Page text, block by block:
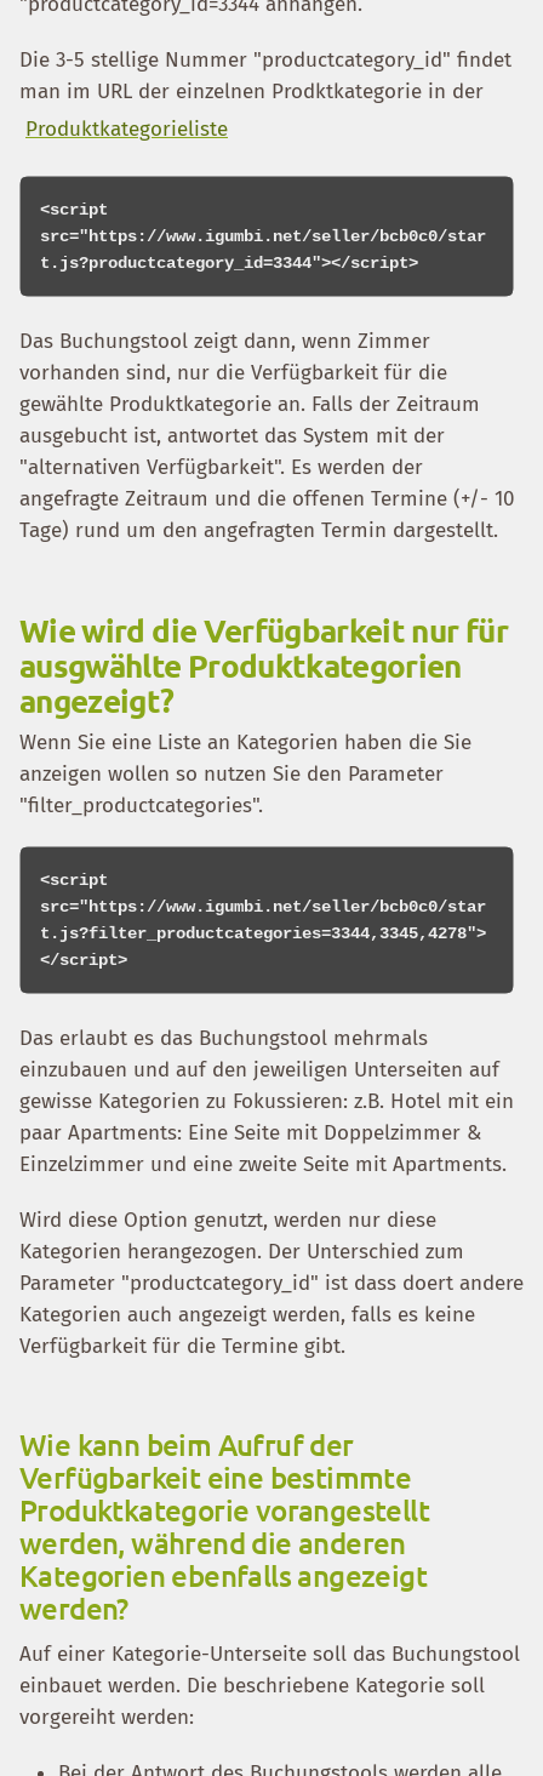
Die 3-5 stellige Nummer "productcategory_id" findet
man im URL der einzelnen Prodktkategorie in der
Produktkategorieliste
<script
src="https://www.igumbi.net/seller/bcb0c0/star
Das Buchungstool zeigt dann, wenn Zimmer
vorhanden sind, nur die Verfügbarkeit für die
gewählte Produktkategorie an. Falls der Zeitraum
ausgebucht ist, antwortet das System mit der
"alternativen Verfügbarkeit". Es werden der
angefragte Zeitraum und die offenen Termine (+/- 10
Tage) rund um den angefragten Termin dargestellt.
Wie wird die Verfügbarkeit nur für
ausgwählte Produktkategorien
angezeigt?
Wenn Sie eine Liste an Kategorien haben die Sie
anzeigen wollen so nutzen Sie den Parameter
"filter_productcategories".
<script
src="https://www.igumbi.net/seller/bcb0c0/star
t.js?filter_productcategories=3344,3345,4278">
Das erlaubt es das Buchungstool mehrmals
einzubauen und auf den jeweiligen Unterseiten auf
gewisse Kategorien zu Fokussieren: z.B. Hotel mit ein
paar Apartments: Eine Seite mit Doppelzimmer &
Einzelzimmer und eine zweite Seite mit Apartments.
Wird diese Option genutzt, werden nur diese
Kategorien herangezogen. Der Unterschied zum
Parameter "productcategory_id" ist dass doert andere
Kategorien auch angezeigt werden, falls es keine
Verfügbarkeit für die Termine gibt.
Wie kann beim Aufruf der
Verfügbarkeit eine bestimmte
Produktkategorie vorangestellt
werden, während die anderen
Kategorien ebenfalls angezeigt
werden?
Auf einer Kategorie-Unterseite soll das Buchungstool
einbauet werden. Die beschriebene Kategorie soll
vorgereiht werden: